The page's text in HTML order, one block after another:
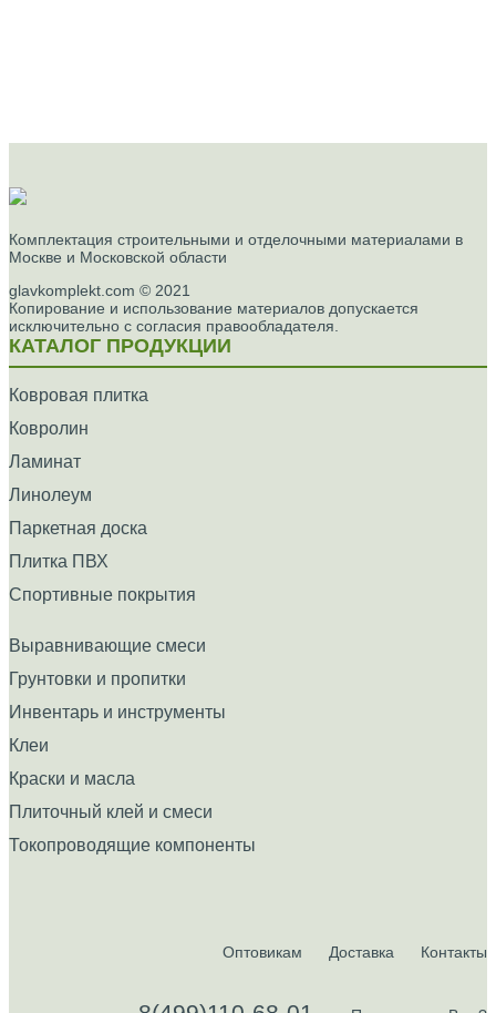
Комплектация строительными и отделочными материалами в
Москве и Московской области
glavkomplekt.com © 2021
Копирование и использование материалов допускается
исключительно с согласия правообладателя.
КАТАЛОГ ПРОДУКЦИИ
Ковровая плитка
Ковролин
Ламинат
Линолеум
Паркетная доска
Плитка ПВХ
Спортивные покрытия
Выравнивающие смеси
Грунтовки и пропитки
Инвентарь и инструменты
Клеи
Краски и масла
Плиточный клей и смеси
Токопроводящие компоненты
Оптовикам Доставка Контакты